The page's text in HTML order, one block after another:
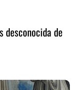
desconocida de